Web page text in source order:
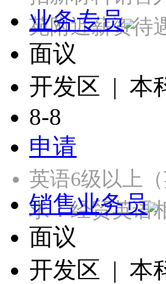
苑附近薪资
业务专员
面议
开发区 | 本
8-8
申请
英语6级以上
求：经贸英语
销售业务员
面议
开发区 | 本